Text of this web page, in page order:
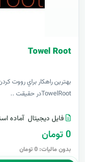
Towel Root
بهترين راهکار براي رووت
TowelRootدر حقيقت ..
فایل دیجیتال آماده
0 تومان
بدون مالیات: 0 تومان